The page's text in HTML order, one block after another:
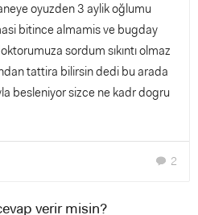
oyuzden 3 aylik oğlumu
bitince almamis ve bugday
sordum sıkıntı olmaz
tattira bilirsin dedi bu arada
besleniyor sizce ne kadr dogru
chat 2
verir misin?